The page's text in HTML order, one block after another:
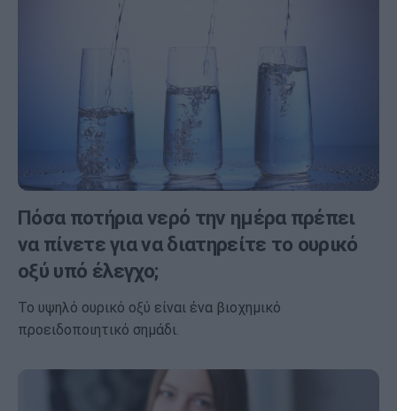
Πόσα ποτήρια νερό την ημέρα πρέπει
να πίνετε για να διατηρείτε το ουρικό
οξύ υπό έλεγχο;
Το υψηλό ουρικό οξύ είναι ένα βιοχημικό
προειδοποιητικό σημάδι.